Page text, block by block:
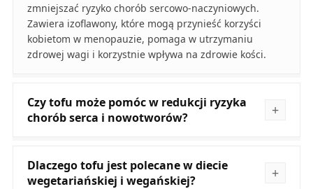
zmniejszać ryzyko chorób sercowo-naczyniowych.
Zawiera izoflawony, które mogą przynieść korzyści
kobietom w menopauzie, pomaga w utrzymaniu
zdrowej wagi i korzystnie wpływa na zdrowie kości.
Czy tofu może pomóc w redukcji ryzyka
chorób serca i nowotworów?
Dlaczego tofu jest polecane w diecie
wegetariańskiej i wegańskiej?